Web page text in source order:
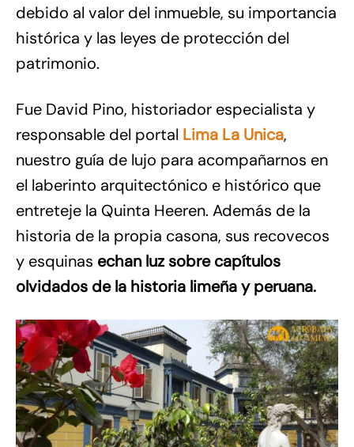
debido al valor del inmueble, su importancia
histórica y las leyes de protección del
patrimonio.
Fue David Pino, historiador especialista y
responsable del portal Lima La Unica,
nuestro guía de lujo para acompañarnos en
el laberinto arquitectónico e histórico que
entreteje la Quinta Heeren. Además de la
historia de la propia casona, sus recovecos
y esquinas echan luz sobre capítulos
olvidados de la historia limeña y peruana.